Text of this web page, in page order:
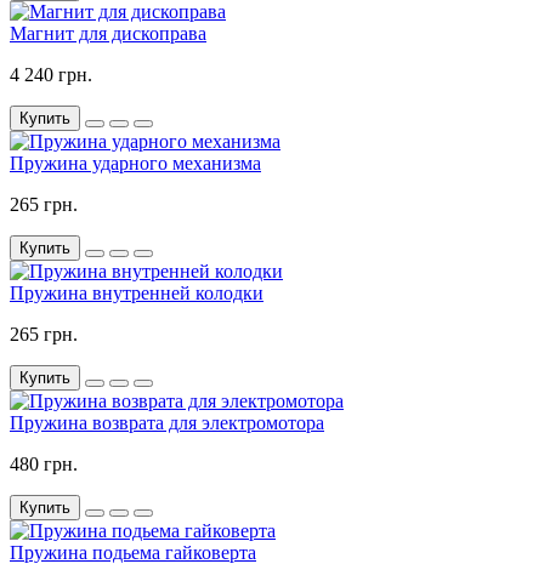
Магнит для дископрава
4 240 грн.
Купить
Пружина ударного механизма
265 грн.
Купить
Пружина внутренней колодки
265 грн.
Купить
Пружина возврата для электромотора
480 грн.
Купить
Пружина подьема гайковерта